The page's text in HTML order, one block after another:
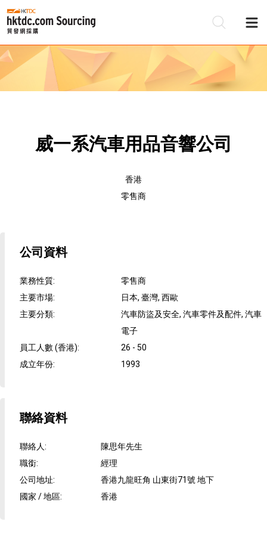
威一系汽車用品音響公司
香港
零售商
公司資料
業務性質:
零售商
主要市場:
日本, 臺灣, 西歐
主要分類:
汽車防盜及安全, 汽車零件及配件, 汽車
電子
員工人數 (香港):
26 - 50
成立年份: 1993
聯絡資料
聯絡人:
陳思年先生
職銜:
經理
公司地址:
香港九龍旺角 山東街71號 地下
國家 / 地區: 香港